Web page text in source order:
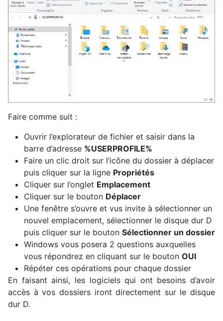
Faire comme suit :
Ouvrir l’explorateur de fichier et saisir dans la
barre d’adresse %USERPROFILE%
Faire un clic droit sur l’icône du dossier à déplacer
puis cliquer sur la ligne Propriétés
Cliquer sur l’onglet Emplacement
Cliquer sur le bouton Déplacer
Une fenêtre s’ouvre et vus invite à sélectionner un
nouvel emplacement, sélectionner le disque dur D
puis cliquer sur le bouton Sélectionner un dossier
Windows vous posera 2 questions auxquelles
vous répondrez en cliquant sur le bouton OUI
Répéter ces opérations pour chaque dossier
En faisant ainsi, les logiciels qui ont besoins d’avoir
accès à vos dossiers iront directement sur le disque
dur D.